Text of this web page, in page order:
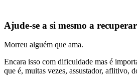
Ajude-se a si mesmo a
Morreu alguém que ama.
Encara isso com dificuldade mas é
que é, muitas vezes, assustador, aflitivo,